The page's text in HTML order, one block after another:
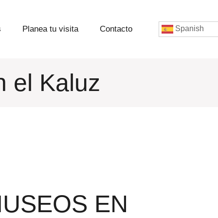
Planea tu visita Contacto Spanish
el Kaluz
EN